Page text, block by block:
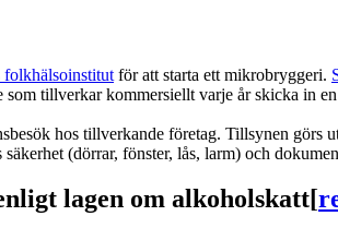
folkhälsoinstitut för att starta ett mikrobryggeri.
som tillverkar kommersiellt varje år skicka
hos tillverkande företag. Tillsynen
(dörrar, fönster, lås, larm) och
lagen om alkoholskatt[